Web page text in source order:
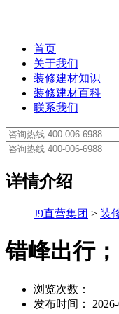
首页
关于我们
装修建材知识
装修建材百科
联系我们
详情介绍
J9直营集团 > 装
错峰出行
浏览次数：
发布时间：